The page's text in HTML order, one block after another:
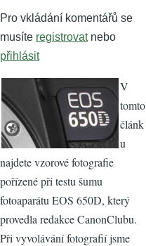
Pro vkládání komentářů se
musíte registrovatnebo
přihlásit
V
tomto
článk
u
najdete vzorové fotografie
pořízené při testu šumu
fotoaparátu EOS 650D, který
provedla redakce CanonClubu.
Při vyvolávání fotografií jsme